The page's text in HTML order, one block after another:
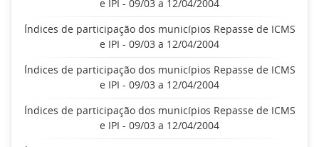
e IPI - 09/03 a 12/04/2004
Índices de participação dos municípios Repasse de ICMS
e IPI - 09/03 a 12/04/2004
Índices de participação dos municípios Repasse de ICMS
e IPI - 09/03 a 12/04/2004
Índices de participação dos municípios Repasse de ICMS
e IPI - 09/03 a 12/04/2004